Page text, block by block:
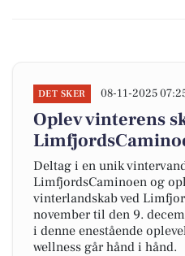
DET SKER 08-11-2025
Oplev vinterens
Deltag i en unik
LimfjordsCaminoen og
vinterlandskab ved
november til den 9.
i denne enestående
wellness går hånd i hånd.